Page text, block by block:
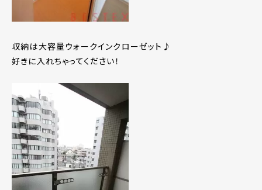
収納は大容量ウォークインクローゼット♪
好きに入れちゃってください！